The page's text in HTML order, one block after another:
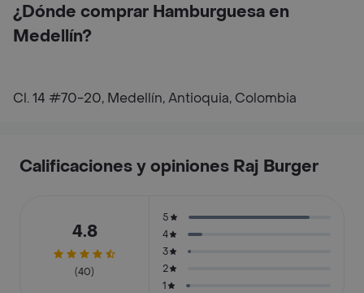
¿Dónde comprar Hamburguesa en
Medellín?
Cl. 14 #70-20, Medellín, Antioquia, Colombia
Calificaciones y opiniones Raj Burger
4.8
(40)
5
4
3
2
1